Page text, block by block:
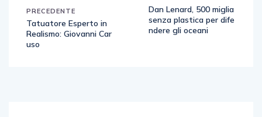
PRECEDENTE
Tatuatore Esperto in
Realismo: Giovanni Car
uso
Dan Lenard, 500 miglia
senza plastica per dife
ndere gli oceani